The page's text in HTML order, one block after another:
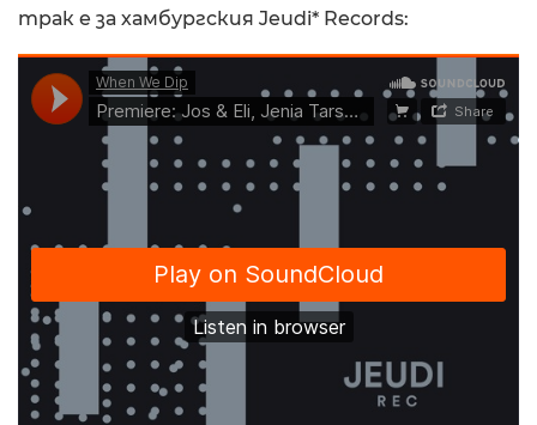
трак е за хамбургския Jeudi* Records: